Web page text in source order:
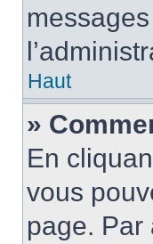
Haut
»
En
vous
page. Par